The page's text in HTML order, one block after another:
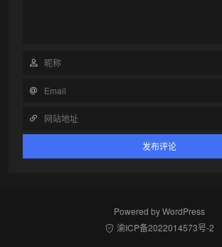
Powered byWordPress
渝ICP备2022014573号-2